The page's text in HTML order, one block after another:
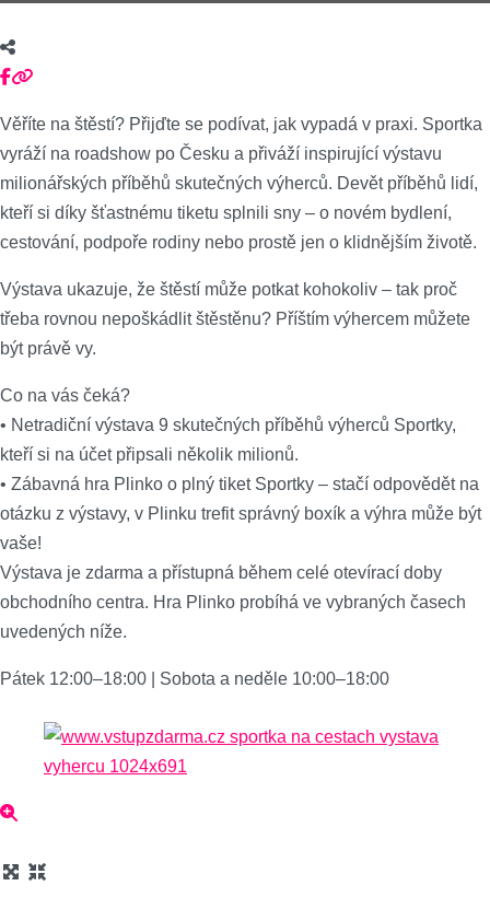
Věříte na štěstí? Přijďte se podívat, jak vypadá v praxi. Sportka
vyráží na roadshow po Česku a přiváží inspirující výstavu
milionářských příběhů skutečných výherců. Devět příběhů lidí,
kteří si díky šťastnému tiketu splnili sny – o novém bydlení,
cestování, podpoře rodiny nebo prostě jen o klidnějším životě.
Výstava ukazuje, že štěstí může potkat kohokoliv – tak proč
třeba rovnou nepoškádlit štěstěnu? Příštím výhercem můžete
být právě vy.
Co na vás čeká?
• Netradiční výstava 9 skutečných příběhů výherců Sportky,
kteří si na účet připsali několik milionů.
• Zábavná hra Plinko o plný tiket Sportky – stačí odpovědět na
otázku z výstavy, v Plinku trefit správný boxík a výhra může být
vaše!
Výstava je zdarma a přístupná během celé otevírací doby
obchodního centra. Hra Plinko probíhá ve vybraných časech
uvedených níže.
Pátek 12:00–18:00 | Sobota a neděle 10:00–18:00